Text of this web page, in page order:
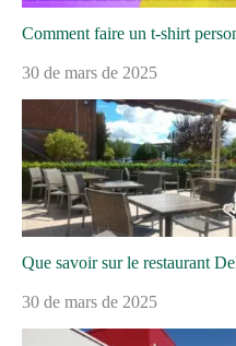
Comment faire un t-shirt
30 de mars de 2025
Que savoir sur le restaurant
30 de mars de 2025